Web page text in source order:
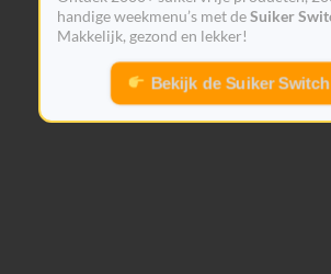
handige weekmenu’s met deSuiker
Makkelijk, gezond en lekker!
Bekijk de Suiker